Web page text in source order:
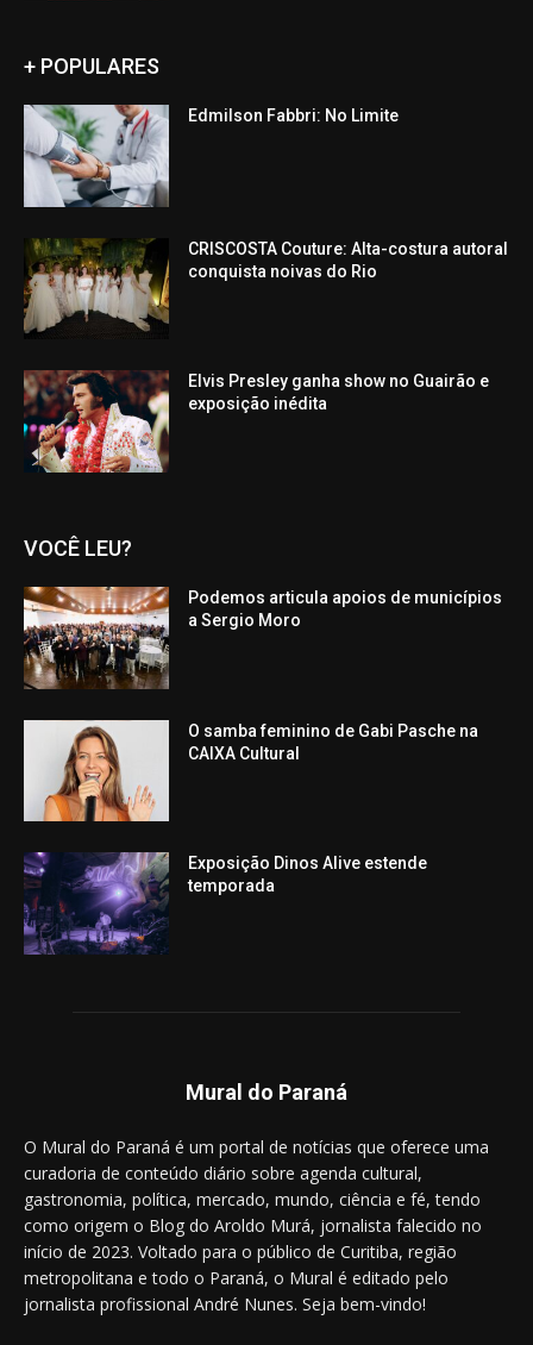
+ POPULARES
Edmilson Fabbri: No Limite
CRISCOSTA Couture: Alta-costura autoral
conquista noivas do Rio
Elvis Presley ganha show no Guairão e
exposição inédita
VOCÊ LEU?
Podemos articula apoios de municípios
a Sergio Moro
O samba feminino de Gabi Pasche na
CAIXA Cultural
Exposição Dinos Alive estende
temporada
Mural do Paraná
O Mural do Paraná é um portal de notícias que oferece uma
curadoria de conteúdo diário sobre agenda cultural,
gastronomia, política, mercado, mundo, ciência e fé, tendo
como origem o Blog do Aroldo Murá, jornalista falecido no
início de 2023. Voltado para o público de Curitiba, região
metropolitana e todo o Paraná, o Mural é editado pelo
jornalista profissional André Nunes. Seja bem-vindo!